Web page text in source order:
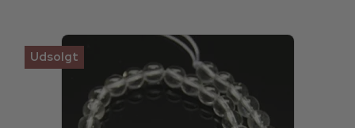
Udsolgt